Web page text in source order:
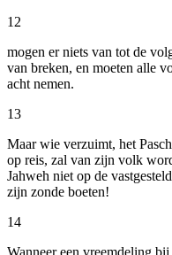
12
mogen er niets van tot de
van breken, en moeten alle
acht nemen.
13
Maar wie verzuimt, het
op reis, zal van zijn volk
Jahweh niet op de
zijn zonde boeten!
14
Wanneer een vreemdeling